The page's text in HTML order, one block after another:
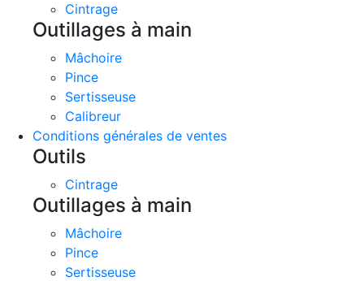
Cintrage
Outillages à main
Mâchoire
Pince
Sertisseuse
Calibreur
Conditions générales de ventes
Outils
Cintrage
Outillages à main
Mâchoire
Pince
Sertisseuse